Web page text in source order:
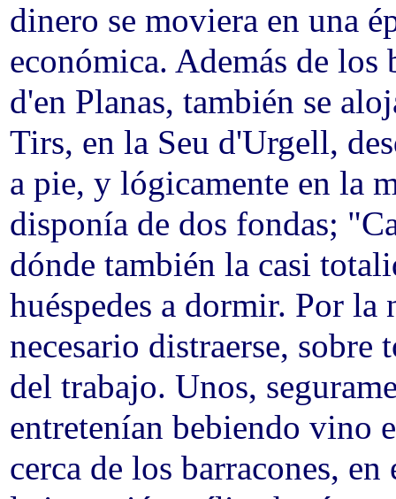
dinero se moviera en una
económica. Además de
d'en Planas, también se
Tirs, en la Seu d'Urgell,
a pie, y lógicamente en la
disponía de dos fondas;
dónde también la casi
huéspedes a dormir. Por
necesario distraerse, sobre
del trabajo. Unos,
entretenían bebiendo vino
cerca de los barracones,